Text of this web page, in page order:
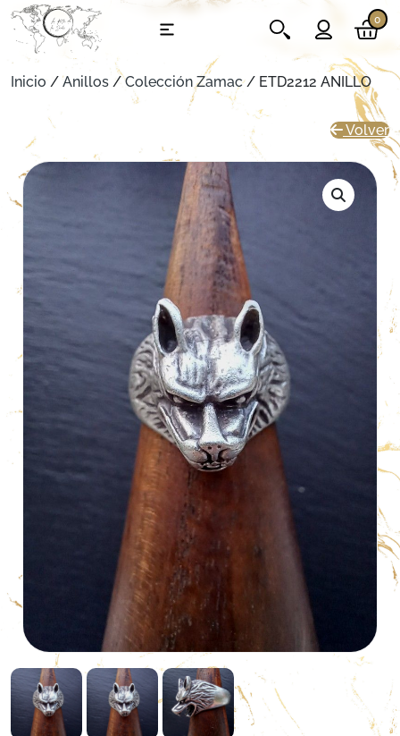
0
Inicio / Anillos /Colección Zamac/ ETD2212 ANILLO
Volver